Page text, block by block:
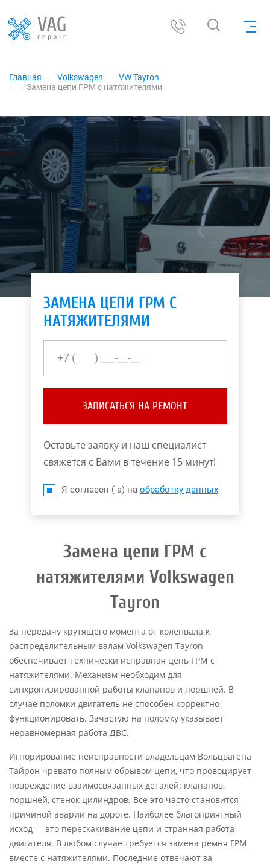
Главная Volkswagen
VW Tayron
Замена цепи ГРМ с натяжителями
ЗАМЕНА ЦЕПИ ГРМ С
НАТЯЖИТЕЛЯМИ
ЗАПИСАТЬСЯ НА РЕМОНТ
Оставьте заявку и наш специалист
свяжется с Вами в течение 15 минут!
Я согласен (-а) на обработку данных
Замена цепи ГРМ с
натяжителями Volkswagen
Tayron
За передачу крутящего момента от коленвала к
распределительным валам Volkswagen Tayron
обеспечивает технически исправная цепь ГРМ с
натяжителями. Механизм необходим для
синхронизированной работы клапанов и поршней. В
случае поломки двигатель не способен корректно
функционировать. Зачастую на поломку указывает
неравномерная работа ДВС.
Игнорирование неисправности владельцам Вольцвагена
Тайрон чревато полным обрывом цепи, что провоцирует
повреждение взаимосвязанных деталей: клапанов,
поршней, стенок цилиндров. Все это часто становится
причиной аварии на дороге. Наиболее благоприятный
исход — это перескакивание цепи и странная работа
двигателя. В любом случае требуется замена ремня ГРМ
вместе с натяжителями. Последние отвечают за